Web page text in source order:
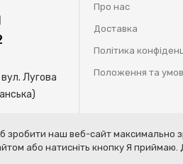
Agree, you agree to our
вул. Лугова
Про нас
Доставка
Політика
Положення та
рішення для кузовного ремонту | 2009-
наш веб-сайт максимально
або натисніть кнопку Я приймаю.